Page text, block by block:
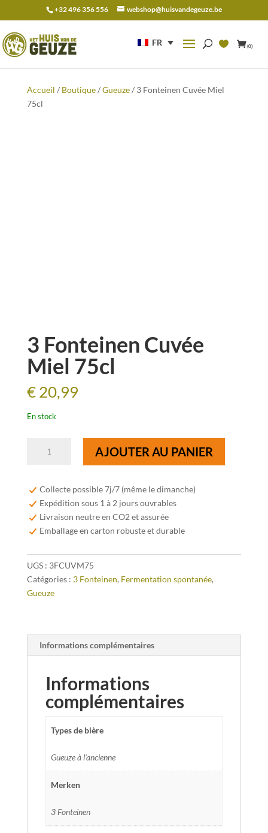
+32 496 356 556 webshop@huisvandegeuze.be
FR (0)
pour :
Accueil / Boutique/Gueuze/ 3 Fonteinen Cuvée Miel
75cl
3 Fonteinen Cuvée
Miel 75cl
€20,99
En stock
Fonteinen
Cuvée
Miel
75cl
AJOUTER AU PANIER
Collecte possible 7j/7 (même le dimanche)
Expédition sous 1 à 2 jours ouvrables
Livraison neutre en CO2 et assurée
Emballage en carton robuste et durable
UGS : 3FCUVM75
Catégories : 3 Fonteinen, Fermentation spontanée,
Gueuze
Informations complémentaires
Informations
complémentaires
Types de bière
Gueuze à l'ancienne
Merken
3 Fonteinen